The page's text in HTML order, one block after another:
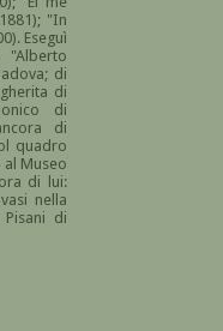
"In
Eseguì
di
di
di
di
quadro
al Museo
di lui:
nella
di